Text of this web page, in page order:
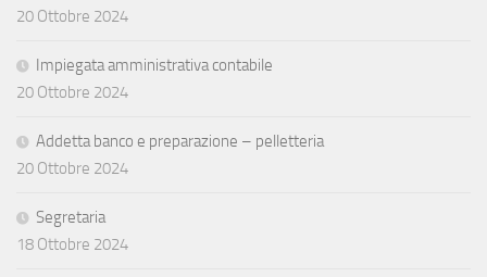
20 Ottobre 2024
Impiegata amministrativa contabile
20 Ottobre 2024
Addetta banco e preparazione – pelletteria
20 Ottobre 2024
Segretaria
18 Ottobre 2024